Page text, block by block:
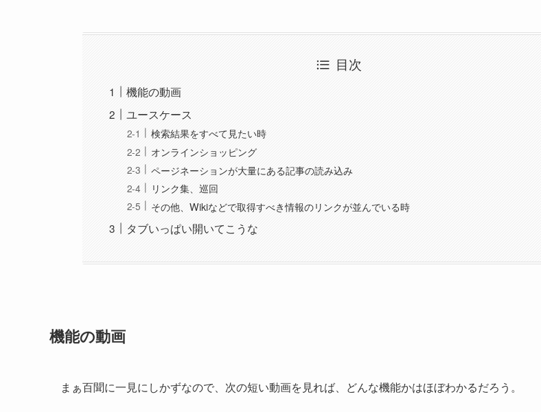
目次
機能の動画
ユースケース
検索結果をすべて見たい時
オンラインショッピング
ページネーションが大量にある記事の読み込み
リンク集、巡回
その他、Wikiなどで取得すべき情報のリンクが並んでいる時
タブいっぱい開いてこうな
機能の動画
まぁ百聞に一見にしかずなので、次の短い動画を見れば、どんな機能かはほぼわかるだろう。